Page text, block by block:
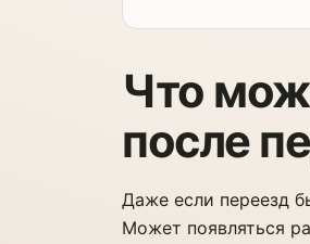
Что
после
Даже если переезд
Может появляться